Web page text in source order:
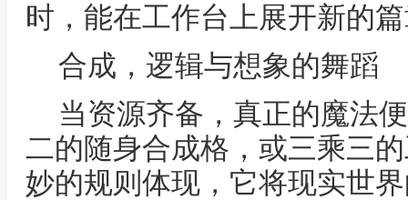
时，能在工作台上展开新的
合成，逻辑与想象的舞蹈
当资源齐备，真正的魔法
二的随身合成格，或三乘三
妙的规则体现，它将现实世